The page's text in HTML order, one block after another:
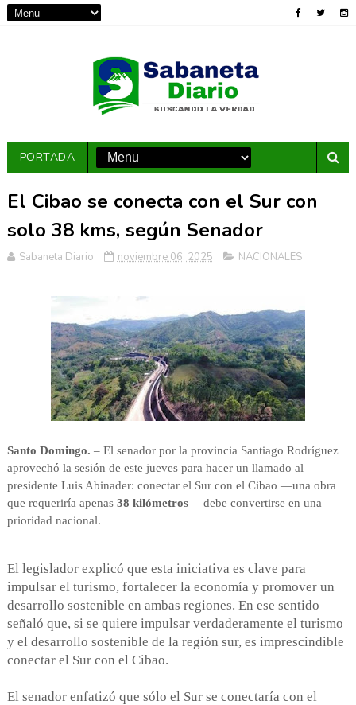
PORTADA
El Cibao se conecta con el Sur con
solo 38 kms, según Senador
Sabaneta Diario noviembre 06, 2025 NACIONALES
Santo Domingo. – El senador por la provincia Santiago Rodríguez
aprovechó la sesión de este jueves para hacer un llamado al
presidente Luis Abinader: conectar el Sur con el Cibao —una obra
que requeriría apenas 38 kilómetros— debe convertirse en una
prioridad nacional.
El legislador explicó que esta iniciativa es clave para
impulsar el turismo, fortalecer la economía y promover un
desarrollo sostenible en ambas regiones. En ese sentido
señaló que, si se quiere impulsar verdaderamente el turismo
y el desarrollo sostenible de la región sur, es imprescindible
conectar el Sur con el Cibao.
El senador enfatizó que sólo el Sur se conectaría con el